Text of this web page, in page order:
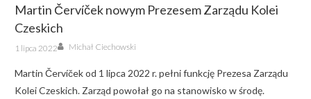
Martin Červíček nowym Prezesem Zarządu Kolei
Czeskich
Posted
on
1 lipca 2022 Author
Michał Ciechowski
Martin Červíček od 1 lipca 2022 r. pełni funkcję Prezesa Zarządu
Kolei Czeskich. Zarząd powołał go na stanowisko w środę.